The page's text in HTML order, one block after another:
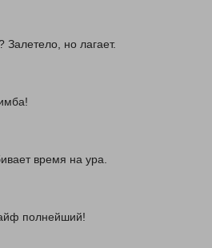
но лагает.
время на ура.
полнейший!